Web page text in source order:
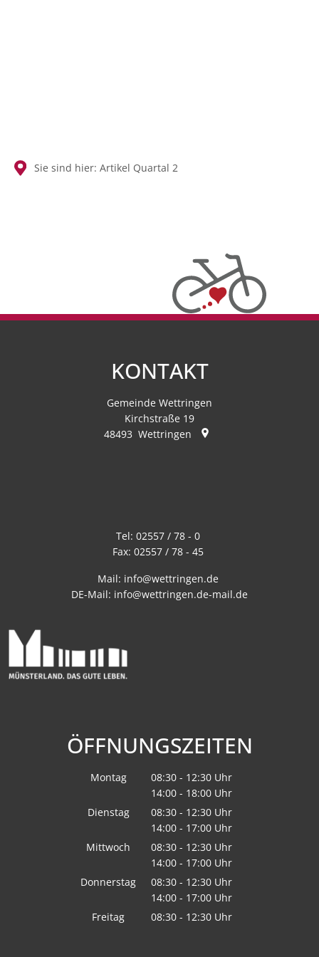
Sie sind hier: Artikel Quartal 2
KONTAKT
Gemeinde Wettringen
Kirchstraße 19
48493 Wettringen
Tel: 02557 / 78 - 0
Fax: 02557 / 78 - 45
Mail: info@wettringen.de
DE-Mail: info@wettringen.de-mail.de
ÖFFNUNGSZEITEN
Montag 08:30 - 12:30 Uhr
Von 08:30 bis 12:30 Uhr
14:00 - 18:00 Uhr
Von 14:00 bis 18:00 Uhr
Dienstag 08:30 - 12:30 Uhr
Von 08:30 bis 12:30 Uhr
14:00 - 17:00 Uhr
Von 14:00 bis 17:00 Uhr
Mittwoch 08:30 - 12:30 Uhr
Von 08:30 bis 12:30 Uhr
14:00 - 17:00 Uhr
Von 14:00 bis 17:00 Uhr
Donnerstag 08:30 - 12:30 Uhr
Von 08:30 bis 12:30 Uhr
14:00 - 17:00 Uhr
Von 14:00 bis 17:00 Uhr
Freitag 08:30 - 12:30 Uhr